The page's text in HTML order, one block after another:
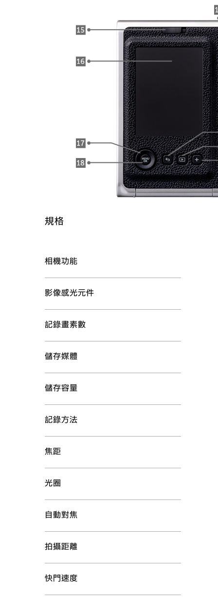
規格
相機功能
影像感光元件
記錄畫素數
儲存媒體
儲存容量
記錄方法
焦距
光圈
自動對焦
拍攝距離
快門速度